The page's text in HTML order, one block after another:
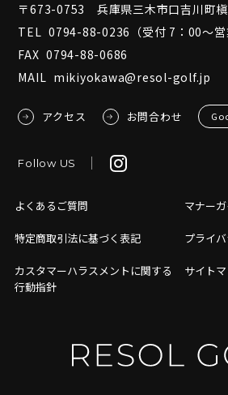
〒673-0753 兵庫県三木市口吉川町
TEL 0794-88-0236 （受付 7：00～
FAX 0794-88-0686
MAIL mikiyokawa@resol-golf.jp
アクセス お問合わせ
Follow US
よくあるご質問 マナー
特定商取引法に基づく表記 プライ
カスタマーハラスメントに関する
行動指針
サイト